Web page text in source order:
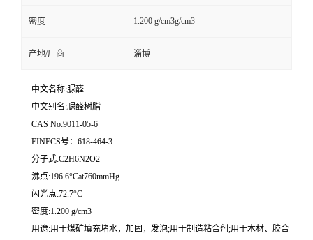
密度 1.200 g/cm3g/cm3
产地/厂商 淄博
中文名称:脲醛
中文别名:脲醛树脂
CAS No:9011-05-6
EINECS号：618-464-3
分子式:C2H6N2O2
沸点:196.6°Cat760mmHg
闪光点:72.7°C
密度:1.200 g/cm3
用途:用于煤矿填充堵水，加固，发泡;用于制造粘合剂;用于木材、胶合